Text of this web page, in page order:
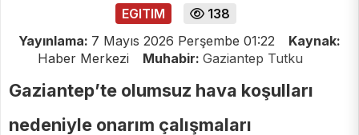
EGITIM
138
Yayınlama: 7 Mayıs 2026 Perşembe 01:22
Kaynak:
Haber Merkezi
Muhabir: Gaziantep Tutku
Gaziantep’te olumsuz hava koşulları
nedeniyle onarım çalışmaları